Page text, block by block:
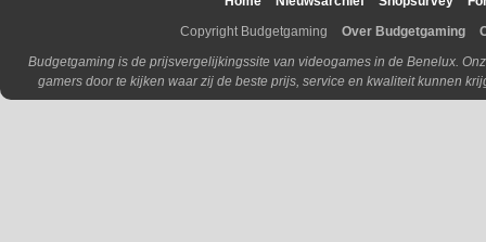
Copyright Budgetgaming
Over Budgetgaming
Budgetgaming is de prijsvergelijkingssite van videogames in de Benelux.
gamers door te kijken waar zij de beste prijs, service en kwaliteit kunnen